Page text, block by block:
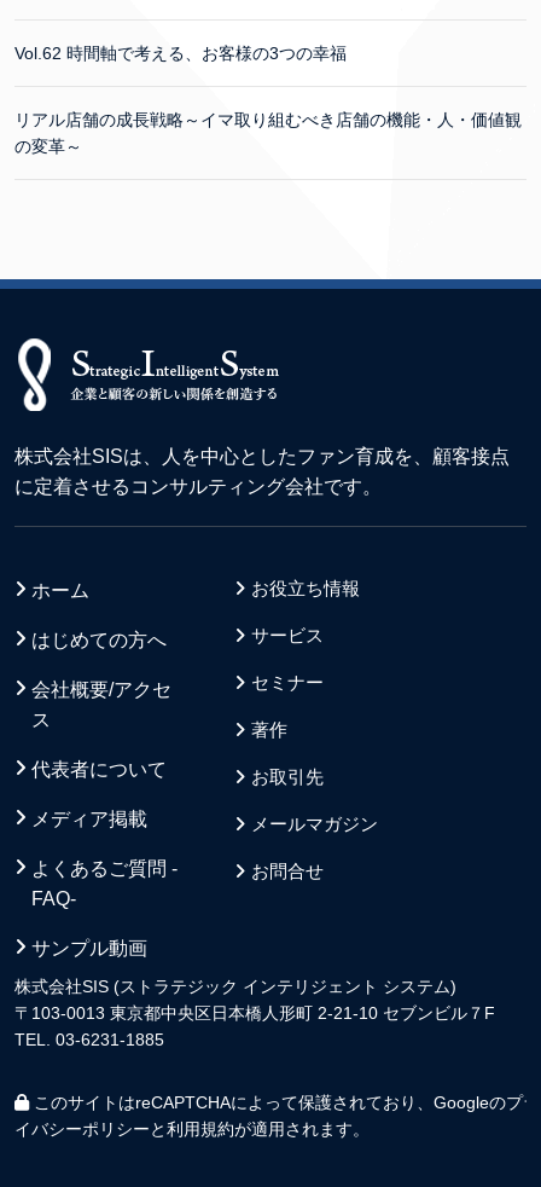
Vol.62 時間軸で考える、お客様の3つの幸福
リアル店舗の成長戦略～イマ取り組むべき店舗の機能・人・価値観
の変革～
株式会社SISは、人を中心としたファン育成を、顧客接点
に定着させるコンサルティング会社です。
ホーム
はじめての方へ
会社概要/アクセ
ス
代表者について
メディア掲載
よくあるご質問 -
FAQ-
サンプル動画
お役立ち情報
サービス
セミナー
著作
お取引先
メールマガジン
お問合せ
株式会社SIS (ストラテジック インテリジェント システム)
〒103-0013 東京都中央区日本橋人形町 2-21-10 セブンビル７F
TEL. 03-6231-1885
このサイトはreCAPTCHAによって保護されており、Googleのプラ
イバシーポリシーと利用規約が適用されます。